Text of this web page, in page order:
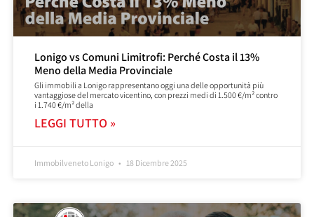
Lonigo vs Comuni Limitrofi: Perché Costa il 13%
Meno della Media Provinciale
Gli immobili a Lonigo rappresentano oggi una delle opportunità più
vantaggiose del mercato vicentino, con prezzi medi di 1.500 €/m² contro
i 1.740 €/m² della
LEGGI TUTTO »
Immobilveneto Lonigo 18 Dicembre 2025